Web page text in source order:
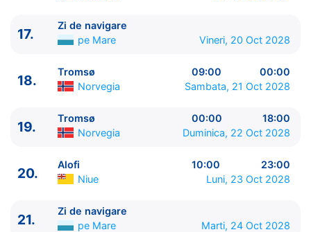
17.
Zi de navigare
pe Mare
Vineri, 20 Oct 2028
18.
Tromsø 09:00
00:00
Norvegia
Sambata, 21 Oct 2028
19.
Tromsø 00:00
18:00
Norvegia
Duminica, 22 Oct 2028
20.
Alofi 10:00
23:00
Niue
Luni, 23 Oct 2028
21.
Zi de navigare
pe Mare
Marti, 24 Oct 2028